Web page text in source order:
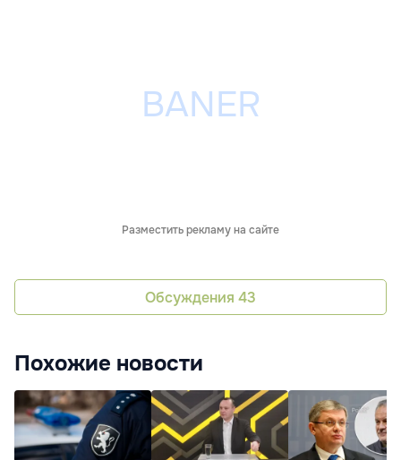
Разместить рекламу на сайте
Обсуждения 43
Похожие новости